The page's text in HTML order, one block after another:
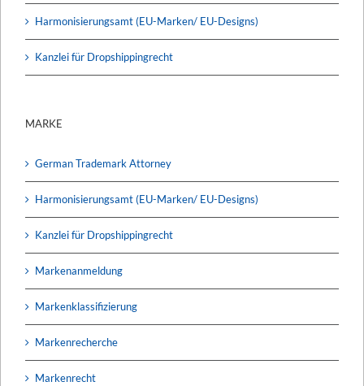
Harmonisierungsamt (EU-Marken/ EU-Designs)
Kanzlei für Dropshippingrecht
MARKE
German Trademark Attorney
Harmonisierungsamt (EU-Marken/ EU-Designs)
Kanzlei für Dropshippingrecht
Markenanmeldung
Markenklassifizierung
Markenrecherche
Markenrecht